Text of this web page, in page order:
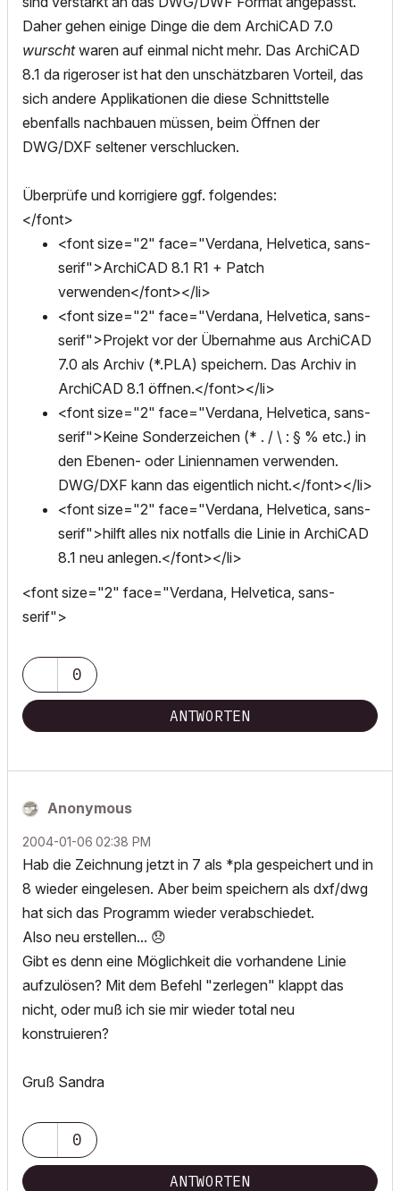
Daher gehen einige Dinge die dem ArchiCAD 7.0
wurschtwaren auf einmal nicht mehr. Das ArchiCAD
8.1 da rigeroser ist hat den unschätzbaren Vorteil, das
sich andere Applikationen die diese Schnittstelle
ebenfalls nachbauen müssen, beim Öffnen der
DWG/DXF seltener verschlucken.
Überprüfe und korrigiere ggf. folgendes:
</font>
<font size="2" face="Verdana, Helvetica, sans-
serif">ArchiCAD 8.1 R1 + Patch
verwenden</font></li>
<font size="2" face="Verdana, Helvetica, sans-
serif">Projekt vor der Übernahme aus ArchiCAD
7.0 als Archiv (*.PLA) speichern. Das Archiv in
ArchiCAD 8.1 öffnen.</font></li>
<font size="2" face="Verdana, Helvetica, sans-
serif">Keine Sonderzeichen (* . / \ : § % etc.) in
den Ebenen- oder Liniennamen verwenden.
DWG/DXF kann das eigentlich nicht.</font></li>
<font size="2" face="Verdana, Helvetica, sans-
serif">hilft alles nix notfalls die Linie in ArchiCAD
8.1 neu anlegen.</font></li>
<font size="2" face="Verdana, Helvetica, sans-
serif">
0
ANTWORTEN
Anonymous
‎2004-01-06 02:38 PM
Hab die Zeichnung jetzt in 7 als *pla gespeichert und in
8 wieder eingelesen. Aber beim speichern als dxf/dwg
hat sich das Programm wieder verabschiedet.
Also neu erstellen... 😞
Gibt es denn eine Möglichkeit die vorhandene Linie
aufzulösen? Mit dem Befehl "zerlegen" klappt das
nicht, oder muß ich sie mir wieder total neu
konstruieren?
Gruß Sandra
0
ANTWORTEN